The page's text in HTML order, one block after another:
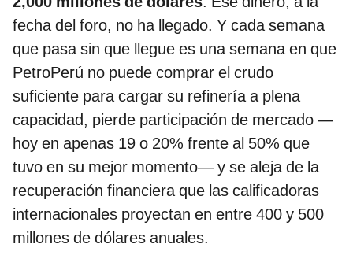
fecha del foro, no ha llegado. Y cada semana
que pasa sin que llegue es una semana en que
PetroPerú no puede comprar el crudo
suficiente para cargar su refinería a plena
capacidad, pierde participación de mercado —
hoy en apenas 19 o 20% frente al 50% que
tuvo en su mejor momento— y se aleja de la
recuperación financiera que las calificadoras
internacionales proyectan en entre 400 y 500
millones de dólares anuales.